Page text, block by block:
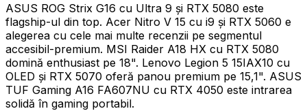
ASUS ROG Strix G16 cu Ultra 9 și RTX 5080 este
flagship-ul din top. Acer Nitro V 15 cu i9 și RTX 5060 e
alegerea cu cele mai multe recenzii pe segmentul
accesibil-premium. MSI Raider A18 HX cu RTX 5080
domină enthusiast pe 18". Lenovo Legion 5 15IAX10 cu
OLED și RTX 5070 oferă panou premium pe 15,1". ASUS
TUF Gaming A16 FA607NU cu RTX 4050 este intrarea
solidă în gaming portabil.